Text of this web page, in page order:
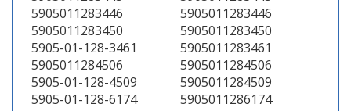
5905011283446
5905011283446
5905011283450
5905011283450
5905-01-128-3461
5905011283461
5905011284506
5905011284506
5905-01-128-4509
5905011284509
5905-01-128-6174
5905011286174